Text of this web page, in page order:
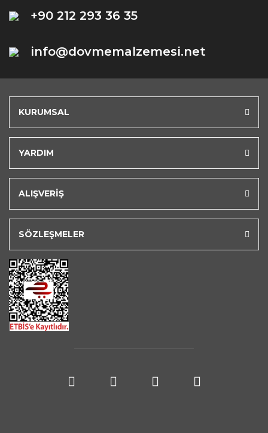
+90 212 293 36 35
info@dovmemalzemesi.net
KURUMSAL
YARDIM
ALIŞVERİŞ
SÖZLEŞMELER